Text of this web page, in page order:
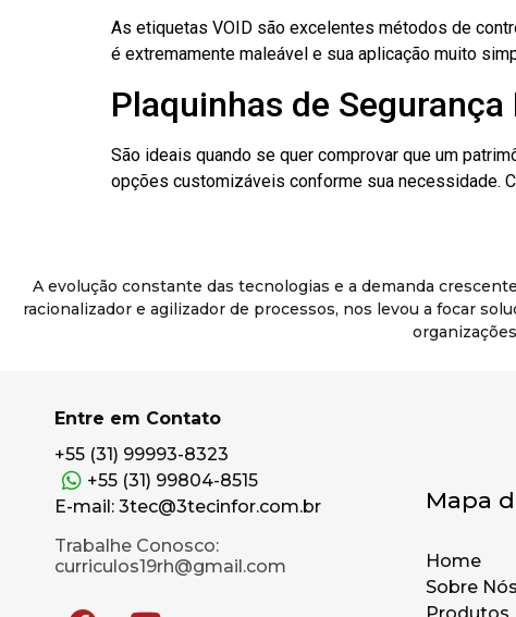
As etiquetas VOID são excelentes métodos de
é extremamente maleável e sua aplicação muito
Plaquinhas de
São ideais quando se quer comprovar que um
opções customizáveis conforme sua necessidade.
A evolução constante das tecnologias e a demanda
racionalizador e agilizador de processos, nos levou a focar
Entre em Contato
+55 (31) 99993-8323
+55 (31) 99804-8515
E-mail: 3tec@3tecinfor.com.br
Trabalhe Conosco:
curriculos19rh@gmail.com
Mapa
Home
Sobre Nós